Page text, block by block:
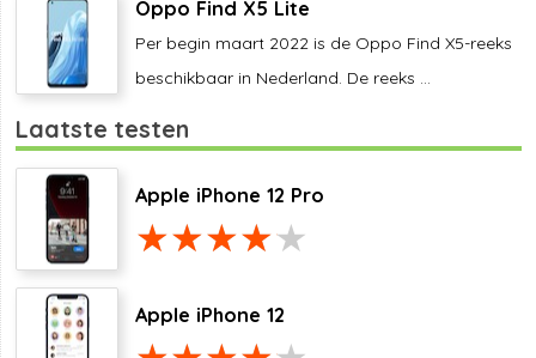
Oppo Find X5 Lite
Per begin maart 2022 is de Oppo Find X5-reeks
beschikbaar in Nederland. De reeks ...
Laatste testen
Apple iPhone 12 Pro
Apple iPhone 12